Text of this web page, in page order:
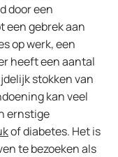
door een
een gebrek aan
op werk, een
heeft een aantal
stokken van
kan veel
ernstige
of diabetes. Het is
te bezoeken als